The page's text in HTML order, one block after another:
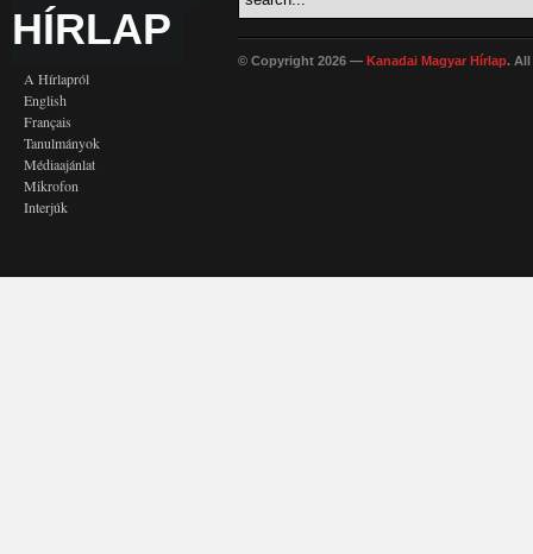
HÍRLAP
A Hírlapról
English
Français
Tanulmányok
Médiaajánlat
Mikrofon
Interjúk
© Copyright 2026 — Kanadai Magyar Hírlap. All